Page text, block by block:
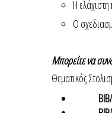
Η
Ο
Μπορείτε να
Θεματικός